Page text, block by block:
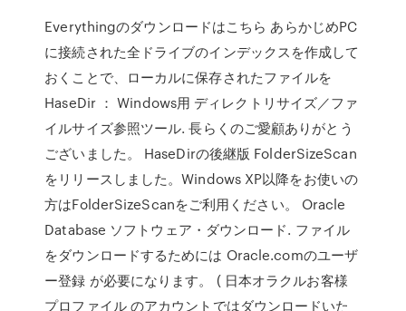
Everythingのダウンロードはこちら あらかじめPC
に接続された全ドライブのインデックスを作成して
おくことで、ローカルに保存されたファイルを
HaseDir ： Windows用 ディレクトリサイズ／ファ
イルサイズ参照ツール. 長らくのご愛顧ありがとう
ございました。 HaseDirの後継版 FolderSizeScan
をリリースしました。Windows XP以降をお使いの
方はFolderSizeScanをご利用ください。 Oracle
Database ソフトウェア・ダウンロード. ファイル
をダウンロードするためには Oracle.comのユーザ
ー登録 が必要になります。 ( 日本オラクルお客様
プロファイル のアカウントではダウンロードいた